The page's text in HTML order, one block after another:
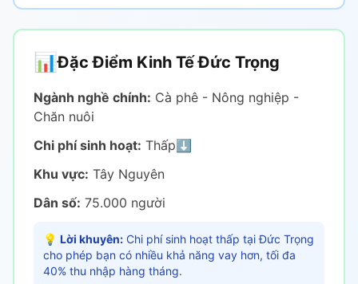
📊Đặc Điểm Kinh Tế Đức Trọng
Ngành nghề chính: Cà phê - Nông nghiệp -
Chăn nuôi
Chi phí sinh hoạt: Thấp ⬇️
Khu vực: Tây Nguyên
Dân số: 75.000 người
💡 Lời khuyên: Chi phí sinh hoạt thấp tại Đức Trọng
cho phép bạn có nhiều khả năng vay hơn, tối đa
40% thu nhập hàng tháng.